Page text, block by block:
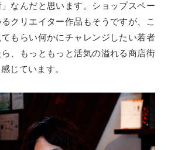
なんだと思います。ショップスペー
クリエイター作品もそうですが、こ
もらい何かにチャレンジしたい若者
、もっともっと活気の溢れる商店街
じています。